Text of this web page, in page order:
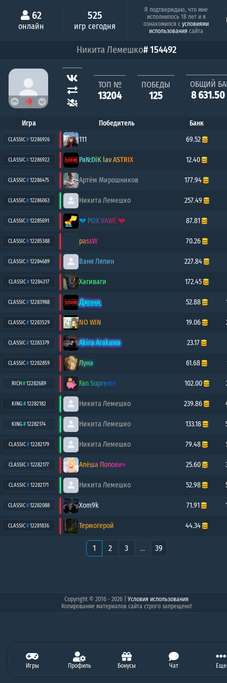
0.00 19.41 50.00 2500.00
Игры Профиль Бонусы Чат Еще
62
онлайн
525
игр сегодня
Минимальный шанс
Люся
0.28%
Я подтверждаю, что мне
исполнилось 18 лет и я
ознакомился сусловиями
использования сайта
Никита Лемешко# 154492
-9
ТОП №
13204
ПОБЕДЫ
125
ОБЩИЙ
8 631.50
Игра Победитель Банк
CLASSIC#12286926 111 69.52
CLASSIC#12286922 PaN:DiK lav ASTRIX 12.40
CLASSIC#12286475 Артём Мирошников 177.94
CLASSIC#12286063 Никита Лемешко 257.49
CLASSIC#12285691 💔 POX VAWË 💔 87.81
CLASSIC#12285388 passW 70.26
CLASSIC#12284689 Ваня Ляпин 227.84
CLASSIC#12284317 Хагиваги 172.45
CLASSIC#12283988 Д̳ж̳о̳н̳и̳ 52.88
CLASSIC#12283529 NO WIN 19.06
CLASSIC#12283379 Akira Arakawa 23.17
CLASSIC#12282859 Луна 61.68
RICH#12282689 Fan Supreme 102.00
KING#12282182 Никита Лемешко 239.86
KING#12282174 Никита Лемешко 133.18
CLASSIC#12282179 Никита Лемешко 79.48
CLASSIC#12282177 Алёша Попович 25.60
CLASSIC#12282171 Никита Лемешко 52.98
CLASSIC#12282088 Xom9k 71.91
CLASSIC#12281836 Термогерой 44.34
1 2 3 ... 39
Copyright © 2016 - 2026 |Условия использования
Копирование материалов сайта строго запрещено!